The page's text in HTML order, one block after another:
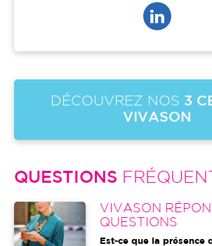
DÉCOUVREZ NOS 3
VIVASON
QUESTIONS
Image
VIVASON
QUESTIONS
Est-ce que la présence